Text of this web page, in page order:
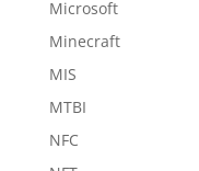
Microsoft
Minecraft
MIS
MTBI
NFC